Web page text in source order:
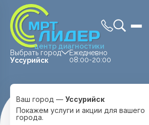
центр диагностики
Выбрать город
Уссурийск
Ежедневно
08:00-20:00
Ваш город — Уссурийск
Покажем услуги и акции для вашего
города.
Главная Услуги и цены Кардиолог